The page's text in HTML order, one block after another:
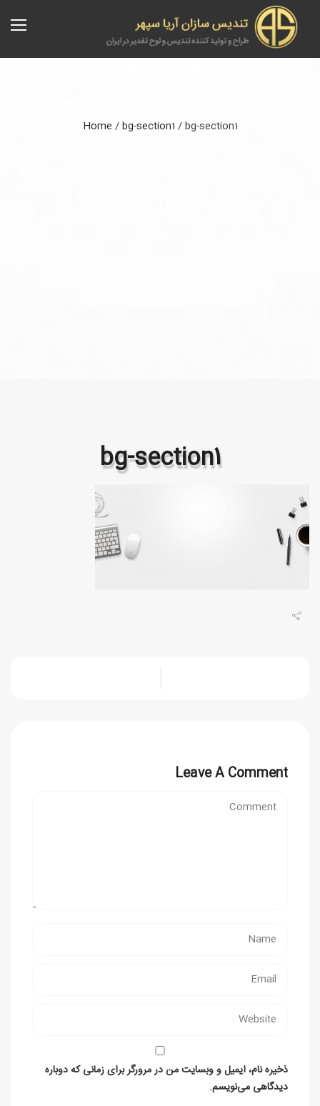
Home /bg-section1 /bg-section1
bg-section1
Leave A Comment
ذخیره نام، ایمیل و وبسایت من در مرورگر برای زمانی که دوباره
دیدگاهی می‌نویسم.